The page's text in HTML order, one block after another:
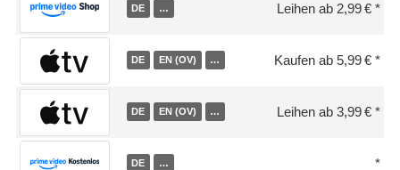
DE … Leihen ab 2,99 €
DE EN (OV) … Kaufen ab 5,99 €
DE EN (OV) … Leihen ab 3,99 €
DE …